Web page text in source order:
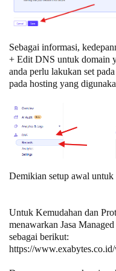
Sebagai informasi,
+ Edit DNS untuk domain
anda perlu lakukan set
pada hosting yang
Demikian setup awal
Untuk Kemudahan dan
menawarkan Jasa
sebagai berikut:
https://